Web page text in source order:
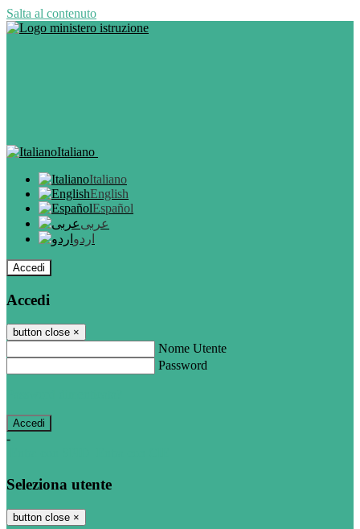
Salta al contenuto
Italiano
Italiano
English
Español
عربى
اردو
Accedi
Accedi
button close ×
Nome Utente
Password
-
Seleziona utente
button close ×